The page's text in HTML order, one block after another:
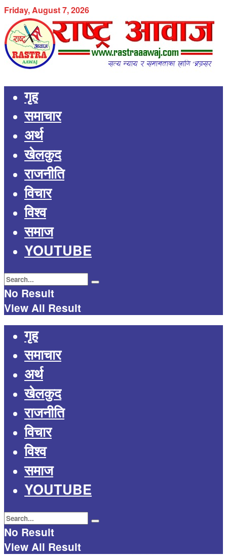
Friday, August 7, 2026
गृह
समाचार
अर्थ
खेलकुद
राजनीति
विचार
विश्व
समाज
YOUTUBE
No Result
View All Result
गृह
समाचार
अर्थ
खेलकुद
राजनीति
विचार
विश्व
समाज
YOUTUBE
No Result
View All Result